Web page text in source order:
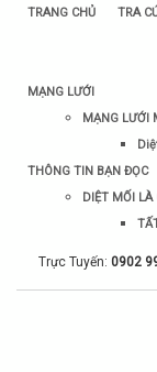
TRANG CHỦ TRA
MẠNG LƯỚI
MẠNG LƯỚI
THÔNG TIN BẠN ĐỌC
DIỆT MỐI LÀ
Trực Tuyến: 0902